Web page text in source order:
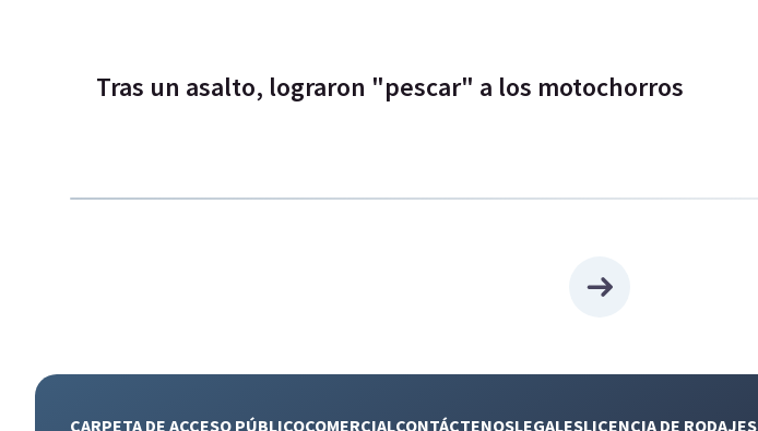
Tras un asalto, lograron "pescar" a los motochorros
CARPETA DE ACCESO PÚBLICOCOMERCIALCONTÁCTENOSLEGALESLICENCIA DE RODAJES